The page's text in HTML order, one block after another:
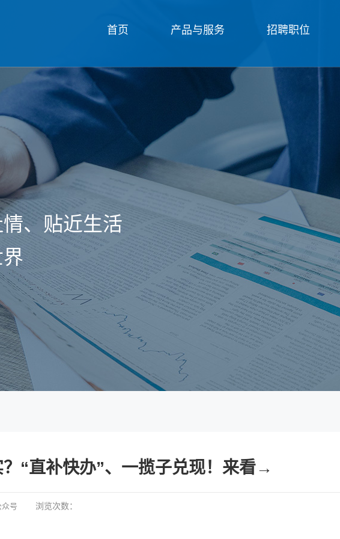
首页 产品与服务 招聘职位
、贴近生活
“直补快办”、一揽子兑现！来看→
号 浏览次数：